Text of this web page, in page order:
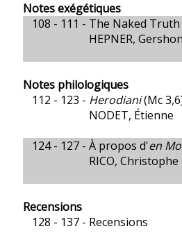
Notes exégétiques
108 - 111 - The Naked
HEPNER, Gershon
Notes philologiques
112 - 123 - Herodiani(Mc
NODET, Étienne
124 - 127 - À propos d'en
RICO, Christophe
Recensions
128 - 137 - Recensions